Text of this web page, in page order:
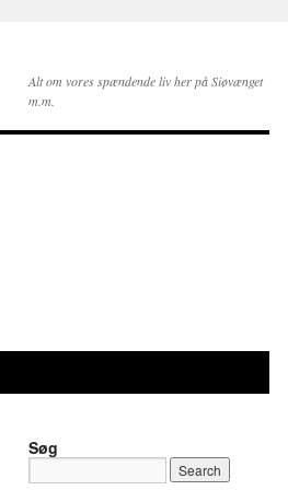
Alt om vores spændende liv her på Siøvænget
m.m.
Søg